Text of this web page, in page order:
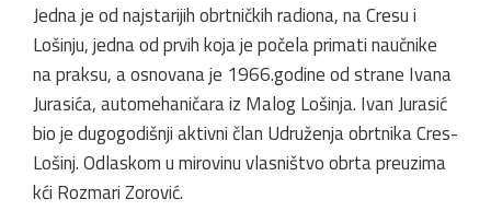
Jedna je od najstarijih obrtničkih radiona, na Cresu i
Lošinju, jedna od prvih koja je počela primati naučnike
na praksu, a osnovana je 1966.godine od strane Ivana
Jurasića, automehaničara iz Malog Lošinja. Ivan Jurasić
bio je dugogodišnji aktivni član Udruženja obrtnika Cres-
Lošinj. Odlaskom u mirovinu vlasništvo obrta preuzima
kći Rozmari Zorović.